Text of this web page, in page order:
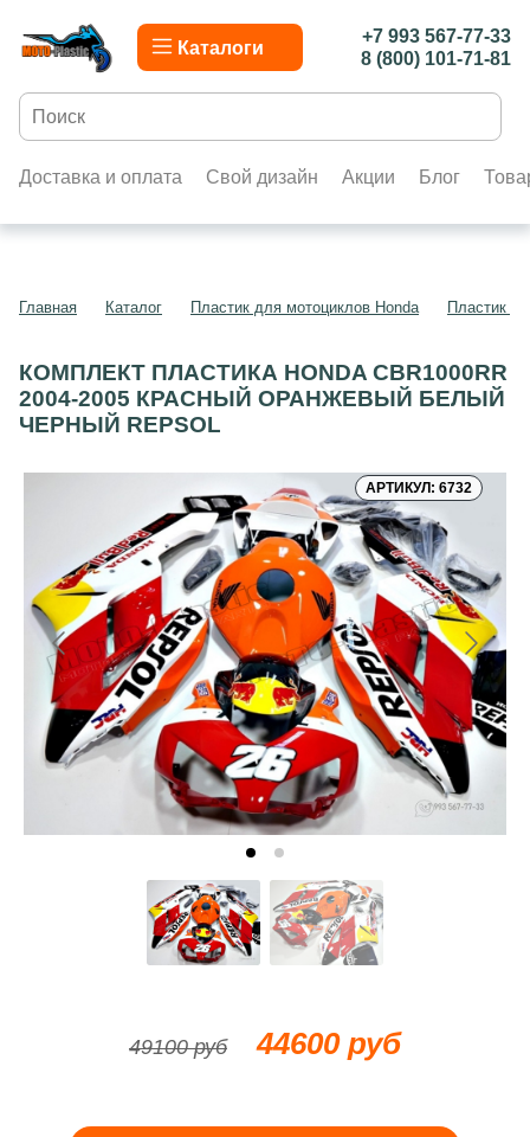
Каталоги
+7 993 567-77-33
8 (800) 101-71-81
Доставка и оплата Свой дизайн Акции Блог
Главная Каталог Пластик для мотоциклов Honda Пластик
КОМПЛЕКТ ПЛАСТИКА HONDA CBR1000RR
2004-2005 КРАСНЫЙ ОРАНЖЕВЫЙ БЕЛЫЙ
ЧЕРНЫЙ REPSOL
АРТИКУЛ: 6732
49100 руб 44600 руб